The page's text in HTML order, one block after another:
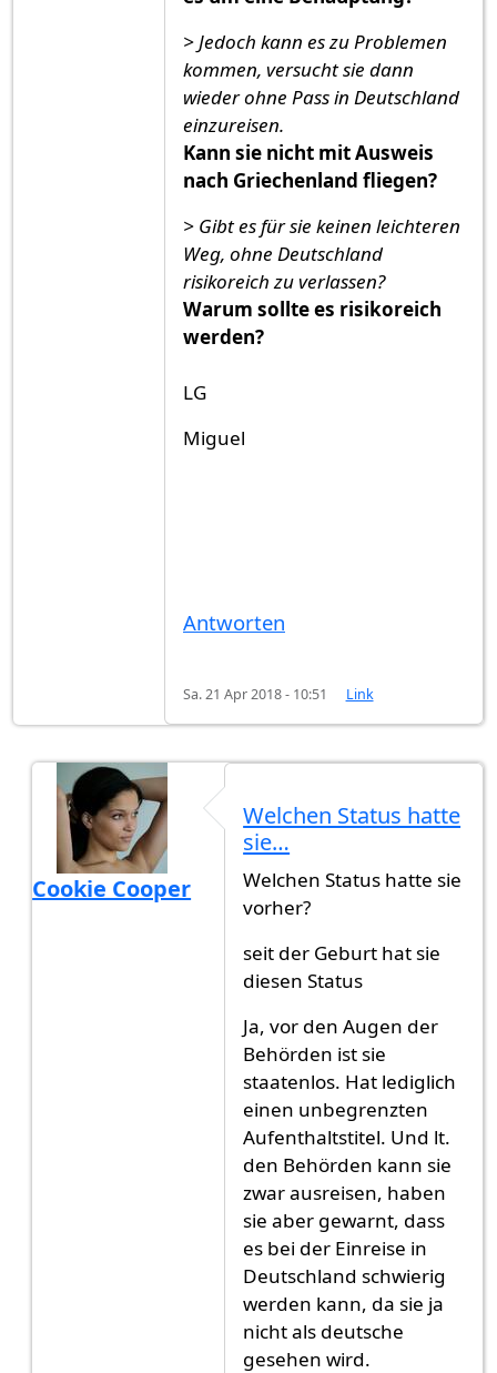
> Jedoch kann es zu Problemen
kommen, versucht sie dann
wieder ohne Pass in Deutschland
einzureisen.
Kann sie nicht mit Ausweis
nach Griechenland fliegen?
> Gibt es für sie keinen leichteren
Weg, ohne Deutschland
risikoreich zu verlassen?
Warum sollte es risikoreich
werden?
LG
Miguel
Antworten
Sa. 21 Apr 2018 - 10:51 Link
Cookie Cooper
Ein paar Punkte von
Welchen Status hatte
sie…
Welchen Status hatte sie
vorher?
seit der Geburt hat sie
diesen Status
Ja, vor den Augen der
Behörden ist sie
staatenlos. Hat lediglich
einen unbegrenzten
Aufenthaltstitel. Und lt.
den Behörden kann sie
zwar ausreisen, haben
sie aber gewarnt, dass
es bei der Einreise in
Deutschland schwierig
werden kann, da sie ja
nicht als deutsche
gesehen wird.